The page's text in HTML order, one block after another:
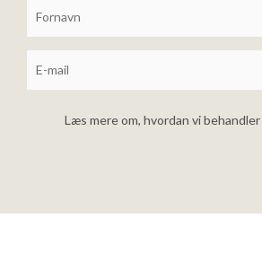
Læs mere om, hvordan vi behandler